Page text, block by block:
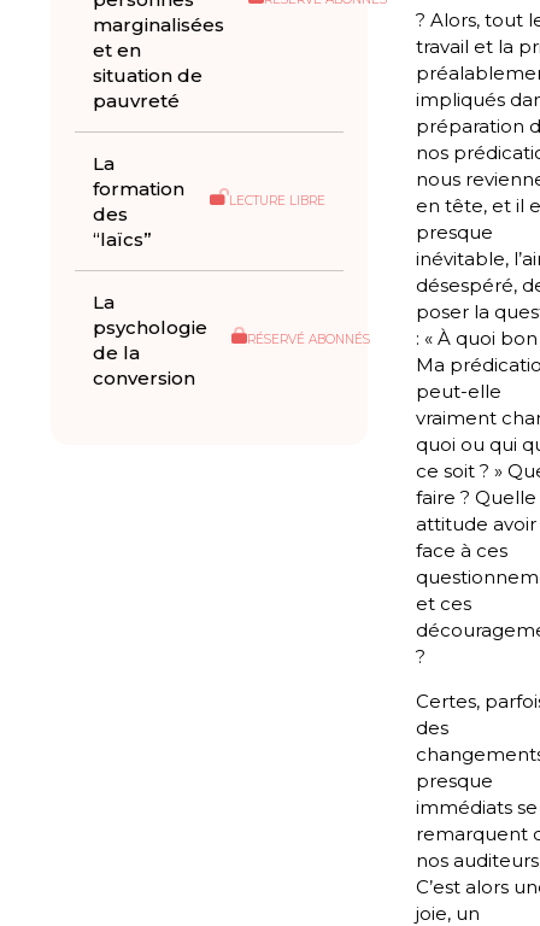
marginalisées
et en
situation de
pauvreté
La
formation
des
“laïcs”
LECTURE LIBRE
La
psychologie
de la
conversion
RÉSERVÉ ABONNÉS
? Alors, tout
travail et la
impliqués
préparation
nos
nous
en tête, et il
presque
inévitable,
désespéré,
poser la
: « À quoi bon
Ma
peut-elle
vraiment
quoi ou qui
ce soit ? »
faire ? Quelle
attitude avoir
face à ces
et ces
?
Certes,
des
presque
immédiats se
remarquent
nos
C’est alors
joie, un